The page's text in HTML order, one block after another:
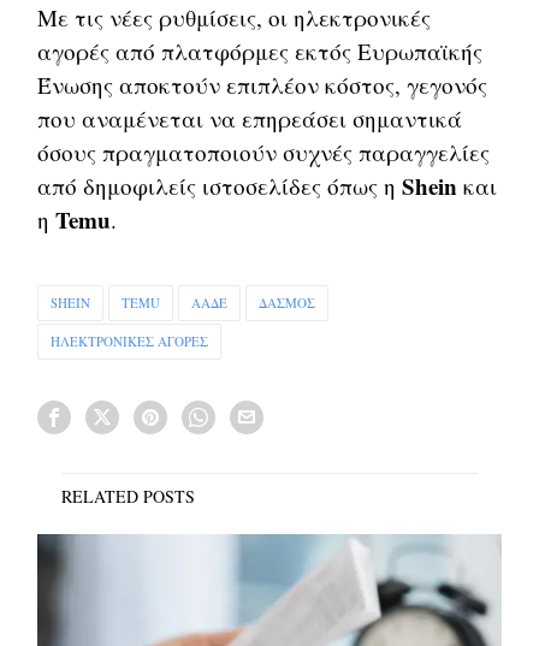
Με τις νέες ρυθμίσεις, οι ηλεκτρονικές
αγορές από πλατφόρμες εκτός Ευρωπαϊκής
Ένωσης αποκτούν επιπλέον κόστος, γεγονός
που αναμένεται να επηρεάσει σημαντικά
όσους πραγματοποιούν συχνές παραγγελίες
από δημοφιλείς ιστοσελίδες όπως ηShein και
ηTemu.
SHEIN TEMU ΑΑΔΕ ΔΑΣΜΟΣ
ΗΛΕΚΤΡΟΝΙΚΕΣ ΑΓΟΡΕΣ
RELATED POSTS